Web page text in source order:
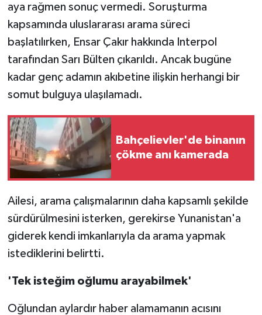
aya rağmen sonuç vermedi. Soruşturma
kapsamında uluslararası arama süreci
başlatılırken, Ensar Çakır hakkında Interpol
tarafından Sarı Bülten çıkarıldı. Ancak bugüne
kadar genç adamın akıbetine ilişkin herhangi bir
somut bulguya ulaşılamadı.
Bahçelievler'de binanın
çökme anı kamerada
Ailesi, arama çalışmalarının daha kapsamlı şekilde
sürdürülmesini isterken, gerekirse Yunanistan'a
giderek kendi imkanlarıyla da arama yapmak
istediklerini belirtti.
'Tek isteğim oğlumu arayabilmek'
Oğlundan aylardır haber alamamanın acısını